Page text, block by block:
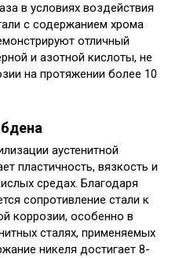
в условиях воздействия
с содержанием хрома
отличный
и азотной кислоты, не
на протяжении более 10
аустенитной
пластичность, вязкость и
средах. Благодаря
сопротивление стали к
коррозии, особенно в
сталях, применяемых
никеля достигает 8-